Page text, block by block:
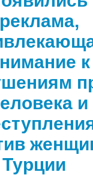
реклама,
к
и
Турции